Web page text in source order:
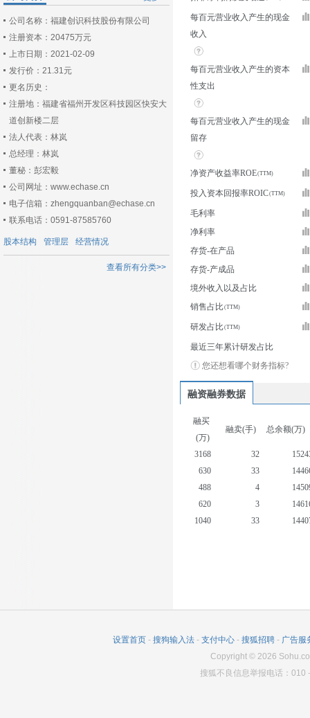
公司名称：福建创识科技股份有限公司
注册资本：20475万元
上市日期：2021-02-09
发行价：21.31元
更名历史：
注册地：福建省福州开发区科技园区快安大
道创新楼二层
法人代表：林岚
总经理：林岚
董秘：彭宏毅
公司网址：www.echase.cn
电子信箱：zhengquanban@echase.cn
联系电话：0591-87585760
股本结构 管理层 经营情况
查看所有分类>>
每百元营业收入产生的现金
收入
每百元营业收入产生的资本
性支出
每百元营业收入产生的现金
留存
净资产收益率ROE
投入资本回报率ROIC
毛利率
净利率
存货-在产品
存货-产成品
境外收入以及占比
销售占比
研发占比
最近三年累计研发占比
您还想看哪个财务指标?
融资融券数据
融买
(万)
融卖(手) 总余额(万)
3168 32
630
33
488
4
620
3
1040
33
设置首页 - 搜狗输入法 - 支付中心 - 搜狐招聘 - 广告服
Copyright© 2026
搜狐不良信息举报电话：010